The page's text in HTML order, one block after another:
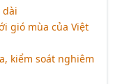
gió mùa của Việt
kiểm soát nghiêm